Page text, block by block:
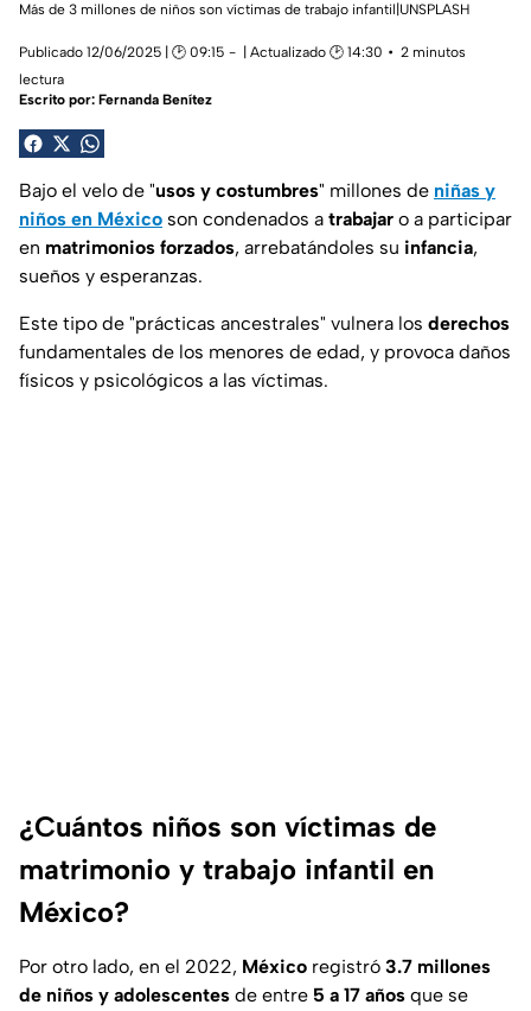
Más de 3 millones de niños son víctimas de trabajo infantil|UNSPLASH
Publicado 12/06/2025 | 🕑 09:15 | Actualizado 🕑 14:30
2 minutos
lectura
Escrito por: Fernanda Benítez
Bajo el velo de "usos y costumbres" millones de niñas y
niños en México son condenados a trabajar o a participar
en matrimonios forzados, arrebatándoles su infancia,
sueños y esperanzas.
Este tipo de "prácticas ancestrales" vulnera los derechos
fundamentales de los menores de edad, y provoca daños
físicos y psicológicos a las víctimas.
¿Cuántos niños son víctimas de
matrimonio y trabajo infantil en
México?
Por otro lado, en el 2022, México registró 3.7 millones
de niños y adolescentes de entre 5 a 17 años que se